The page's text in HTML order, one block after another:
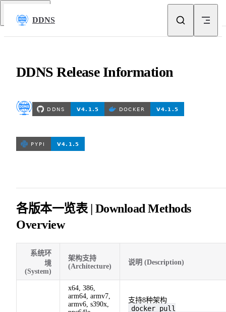
DDNS
返回顶部
DDNS Release Information
各版本一览表 | Download Methods
Overview
系统环
境
(System)
架构支持
(Architecture)
说明 (Description)
x64, 386,
arm64, armv7,
armv6, s390x,
支持8种架构
docker pull